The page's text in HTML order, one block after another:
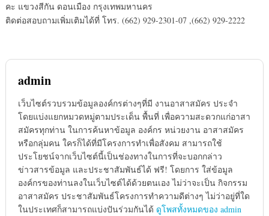
คะ แขวงสีกัน ดอนเมือง กรุงเทพมหานคร
ติดต่อสอบถามเพิ่มเติมได้ที่ โทร. (662) 929-2301-07 ,(662) 929-2222
admin
เว็บไซต์รวบรวมข้อมูลองค์กรต่างๆที่มี งานอาสาสมัคร ประจำ
โดยแบ่งแยกหมวดหมู่ตามประเด็น พื้นที่ เพื่อความสะดวกแก่อาสา
สมัครทุกท่าน ในการค้นหาข้อมูล องค์กร หน่วยงาน อาสาสมัคร
หรือกลุ่มคน ใครก็ได้ที่มีโครงการทำเพื่อสังคม สามารถใช้
ประโยชน์จากเว็บไซต์นี้เป็นช่องทางในการที่จะบอกกล่าว
ข่าวสารข้อมูล และประชาสัมพันธ์ได้ ฟรี! โดยการ ใส่ข้อมูล
องค์กรของท่านลงในเว็บไซต์ได้ด้วยตนเอง ไม่ว่าจะเป็น กิจกรรม
อาสาสมัคร ประชาสัมพันธ์โครงการทำความดีต่างๆ ไม่ว่าอยู่ที่ใด
ในประเทศก็สามารถแบ่งปันร่วมกันได้ ดูโพสทั้งหมดของ admin